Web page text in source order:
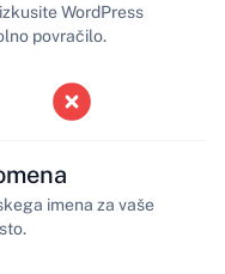
WordPress
povračilo.
imena za vaše